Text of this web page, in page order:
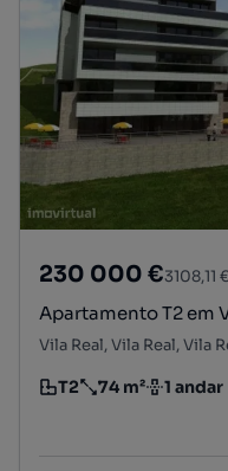
230 000 €3108,11
Apartamento T2 em
Vila Real, Vila Real, Vila
Tipologia
T2
Preço por metro
74 m²
Andar 1 andar